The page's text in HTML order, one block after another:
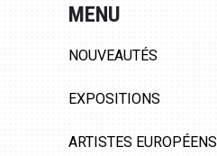
MENU
NOUVEAUTÉS
EXPOSITIONS
ARTISTES EUROPÉENS